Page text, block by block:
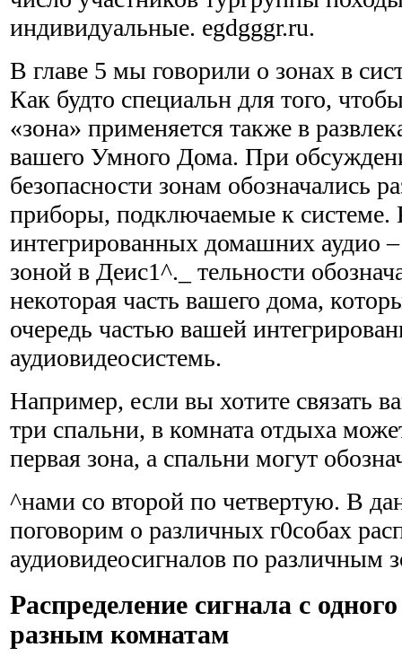
индивидуальные. egdgggr.ru.
В главе 5 мы говорили о зонах в
Как будто специальн для того,
«зона» применяется также в
вашего Умного Дома. При
безопасности зонам обозначались
приборы, подключаемые к системе.
интегрированных домашних аудио
зоной в Деис1^._ тельности
некоторая часть вашего дома,
очередь частью вашей
аудиовидеосистемь.
Например, если вы хотите связать
три спальни, в комната отдыха
первая зона, а спальни могут
^нами со второй по четвертую. В
поговорим о различных г0собах
аудиовидеосигналов по различным
Распределение сигнала с
разным комнатам